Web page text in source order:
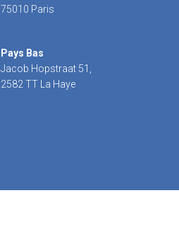
75010 Paris
Pays Bas
Jacob Hopstraat 51,
2582 TT La Haye